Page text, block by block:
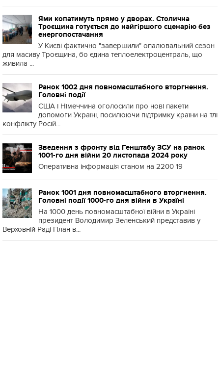
Ями копатимуть прямо у дворах. Столична
Троєщина готується до найгіршого сценарію без
енергопостачання
У Києві фактично "завершили" опалювальний сезон
для масиву Троєщина, бо єдина теплоелектроцентраль, що
живила ...
Ранок 1002 дня повномасштабного вторгнення.
Головні події
США і Німеччина оголосили про нові пакети
допомоги Україні, посилюючи підтримку країни на тлі
конфлікту Росій...
Зведення з фронту від Генштабу ЗСУ на ранок
1001-го дня війни 20 листопада 2024 року
Оперативна інформація станом на 2200 19
Ранок 1001 дня повномасштабного вторгнення.
Головні події 1000-го дня війни в Україні
На 1000 день повномасштабної війни в Україні
президент Володимир Зеленський представив у
Верховній Раді План в...